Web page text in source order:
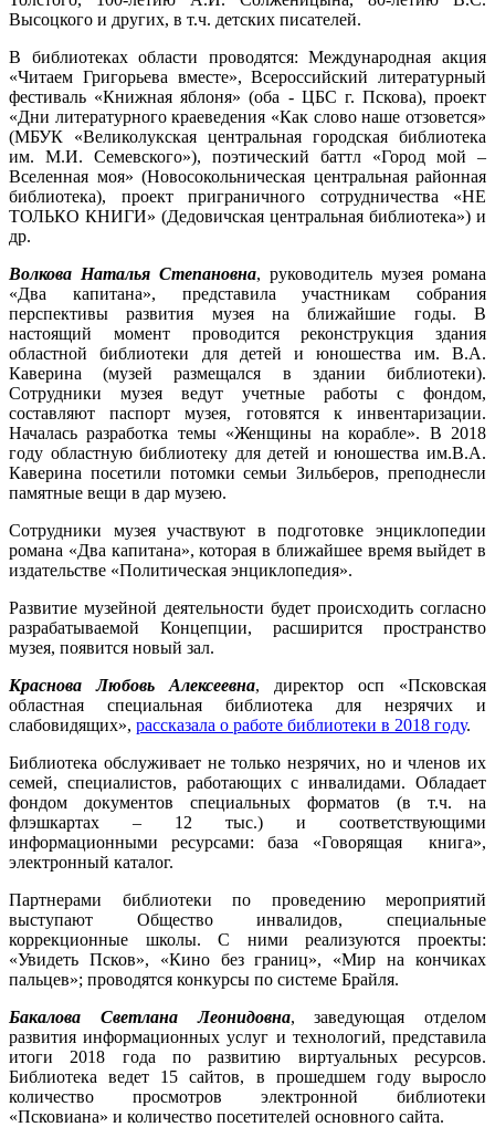
Высоцкого и других, в т.ч. детских писателей.
В библиотеках области проводятся: Международная акция
«Читаем Григорьева вместе», Всероссийский литературный
фестиваль «Книжная яблоня» (оба - ЦБС г. Пскова), проект
«Дни литературного краеведения «Как слово наше отзовется»
(МБУК «Великолукская центральная городская библиотека
им. М.И. Семевского»), поэтический баттл «Город мой –
Вселенная моя» (Новосокольническая центральная районная
библиотека), проект приграничного сотрудничества «НЕ
ТОЛЬКО КНИГИ» (Дедовичская центральная библиотека») и
др.
Волкова Наталья Степановна, руководитель музея романа
«Два капитана», представила участникам собрания
перспективы развития музея на ближайшие годы. В
настоящий момент проводится реконструкция здания
областной библиотеки для детей и юношества им. В.А.
Каверина (музей размещался в здании библиотеки).
Сотрудники музея ведут учетные работы с фондом,
составляют паспорт музея, готовятся к инвентаризации.
Началась разработка темы «Женщины на корабле». В 2018
году областную библиотеку для детей и юношества им.В.А.
Каверина посетили потомки семьи Зильберов, преподнесли
памятные вещи в дар музею.
Сотрудники музея участвуют в подготовке энциклопедии
романа «Два капитана», которая в ближайшее время выйдет в
издательстве «Политическая энциклопедия».
Развитие музейной деятельности будет происходить согласно
разрабатываемой Концепции, расширится пространство
музея, появится новый зал.
Краснова Любовь Алексеевна, директор осп «Псковская
областная специальная библиотека для незрячих и
слабовидящих», рассказала о работе библиотеки в 2018 году.
Библиотека обслуживает не только незрячих, но и членов их
семей, специалистов, работающих с инвалидами. Обладает
фондом документов специальных форматов (в т.ч. на
флэшкартах – 12 тыс.) и соответствующими
информационными ресурсами: база «Говорящая книга»,
электронный каталог.
Партнерами библиотеки по проведению мероприятий
выступают Общество инвалидов, специальные
коррекционные школы. С ними реализуются проекты:
«Увидеть Псков», «Кино без границ», «Мир на кончиках
пальцев»; проводятся конкурсы по системе Брайля.
Бакалова Светлана Леонидовна, заведующая отделом
развития информационных услуг и технологий, представила
итоги 2018 года по развитию виртуальных ресурсов.
Библиотека ведет 15 сайтов, в прошедшем году выросло
количество просмотров электронной библиотеки
«Псковиана» и количество посетителей основного сайта.